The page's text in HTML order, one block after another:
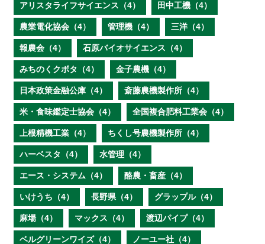
アリスタライフサイエンス（4） 田中工機（4）
農業電化協会（4） 管理機（4） 三洋（4）
報農会（4） 石原バイオサイエンス（4）
みちのくクボタ（4） 金子農機（4）
日本政策金融公庫（4） 斎藤農機製作所（4）
米・食味鑑定士協会（4） 全国複合肥料工業会（4）
上根精機工業（4） ちくし号農機製作所（4）
ハーベスタ（4） 水管理（4）
エース・システム（4） 酪農・畜産（4）
いけうち（4） 長野県（4） グラップル（4）
麻場（4） マックス（4） 渡辺パイプ（4）
ベルグリーンワイズ（4） ノーユー社（4）